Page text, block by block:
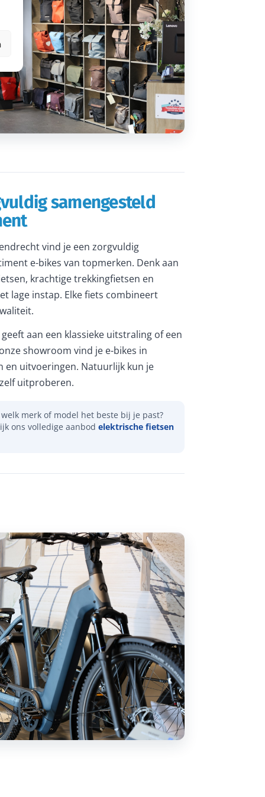
samengesteld
vind je een zorgvuldig
e-bikes van topmerken. Denk aan
krachtige trekkingfietsen en
lage instap. Elke fiets combineert
aan een klassieke uitstraling of een
showroom vind je e-bikes in
en uitvoeringen. Natuurlijk kun je
uitproberen.
merk of model het beste bij je past?
ons volledige aanbod elektrische fietsen